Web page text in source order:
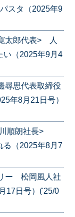
スタ（2025年9
太郎代表> 人
い（2025年9月4
尋思代表取締役
年8月21日号）
順朗社長>
る（2025年8月7
ー 松岡風人社
17日号）('25/0